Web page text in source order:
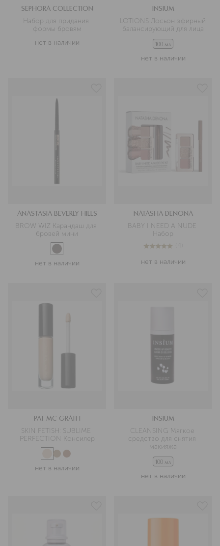
SEPHORA COLLECTION
Набор для придания
формы бровям
нет в наличии
INSIUM
LOTIONS Лосьон эфирный
балансирующий для лица
100 мл
нет в наличии
ANASTASIA BEVERLY HILLS
BROW WIZ Карандаш для
бровей мини
нет в наличии
NATASHA DENONA
BABY I NEED A NUDE
Набор
4.8 из 54
нет в наличии
PAT MC GRATH
SKIN FETISH: SUBLIME
PERFECTION Консилер
нет в наличии
INSIUM
CLEANSING Мягкое
средство для снятия
макияжа
100 мл
нет в наличии